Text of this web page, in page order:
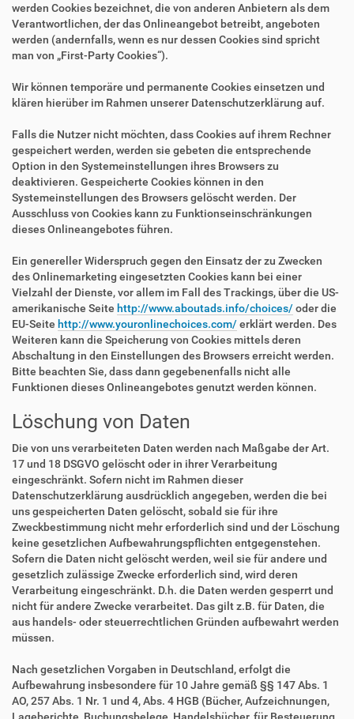
werden Cookies bezeichnet, die von anderen Anbietern als dem
Verantwortlichen, der das Onlineangebot betreibt, angeboten
werden (andernfalls, wenn es nur dessen Cookies sind spricht
man von „First-Party Cookies“).
Wir können temporäre und permanente Cookies einsetzen und
klären hierüber im Rahmen unserer Datenschutzerklärung auf.
Falls die Nutzer nicht möchten, dass Cookies auf ihrem Rechner
gespeichert werden, werden sie gebeten die entsprechende
Option in den Systemeinstellungen ihres Browsers zu
deaktivieren. Gespeicherte Cookies können in den
Systemeinstellungen des Browsers gelöscht werden. Der
Ausschluss von Cookies kann zu Funktionseinschränkungen
dieses Onlineangebotes führen.
Ein genereller Widerspruch gegen den Einsatz der zu Zwecken
des Onlinemarketing eingesetzten Cookies kann bei einer
Vielzahl der Dienste, vor allem im Fall des Trackings, über die US-
amerikanische Seite http://www.aboutads.info/choices/ oder die
EU-Seite http://www.youronlinechoices.com/ erklärt werden. Des
Weiteren kann die Speicherung von Cookies mittels deren
Abschaltung in den Einstellungen des Browsers erreicht werden.
Bitte beachten Sie, dass dann gegebenenfalls nicht alle
Funktionen dieses Onlineangebotes genutzt werden können.
Löschung von Daten
Die von uns verarbeiteten Daten werden nach Maßgabe der Art.
17 und 18 DSGVO gelöscht oder in ihrer Verarbeitung
eingeschränkt. Sofern nicht im Rahmen dieser
Datenschutzerklärung ausdrücklich angegeben, werden die bei
uns gespeicherten Daten gelöscht, sobald sie für ihre
Zweckbestimmung nicht mehr erforderlich sind und der Löschung
keine gesetzlichen Aufbewahrungspflichten entgegenstehen.
Sofern die Daten nicht gelöscht werden, weil sie für andere und
gesetzlich zulässige Zwecke erforderlich sind, wird deren
Verarbeitung eingeschränkt. D.h. die Daten werden gesperrt und
nicht für andere Zwecke verarbeitet. Das gilt z.B. für Daten, die
aus handels- oder steuerrechtlichen Gründen aufbewahrt werden
müssen.
Nach gesetzlichen Vorgaben in Deutschland, erfolgt die
Aufbewahrung insbesondere für 10 Jahre gemäß §§ 147 Abs. 1
AO, 257 Abs. 1 Nr. 1 und 4, Abs. 4 HGB (Bücher, Aufzeichnungen,